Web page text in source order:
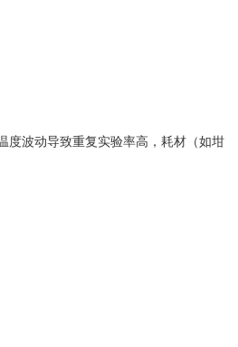
度波动导致重复实验率高，耗材（如坩